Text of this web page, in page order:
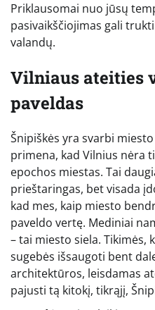
Priklausomai nuo jūsų
pasivaikščiojimas gali
valandų.
Vilniaus ateities
paveldas
Šnipiškės yra svarbi
primena, kad Vilnius nėra
epochos miestas. Tai
prieštaringas, bet visada
kad mes, kaip miesto
paveldo vertę. Mediniai
– tai miesto siela. Tikimės,
sugebės išsaugoti bent
architektūros, leisdamas
pajusti tą kitokį, tikrąjį,